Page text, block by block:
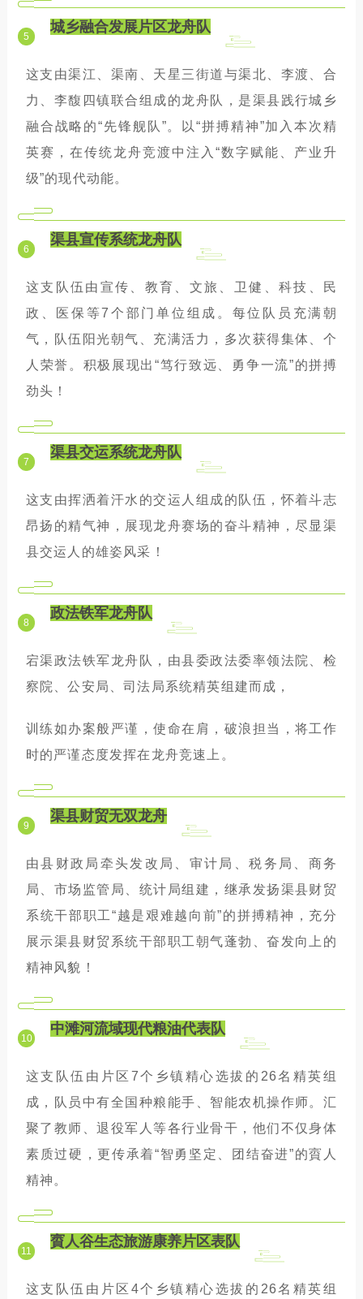
5
城乡融合发展片区龙舟队
这支由渠江、渠南、天星三街道与渠北、李渡、合
力、李馥四镇联合组成的龙舟队，是渠县践行城乡
融合战略的“先锋舰队”。以“拼搏精神”加入本次精
英赛，在传统龙舟竞渡中注入“数字赋能、产业升
级”的现代动能。
6
渠县宣传系统龙舟队
这支队伍由宣传、教育、文旅、卫健、科技、民
政、医保等7个部门单位组成。每位队员充满朝
气，队伍阳光朝气、充满活力，多次获得集体、个
人荣誉。积极展现出“笃行致远、勇争一流”的拼搏
劲头！
7
渠县交运系统龙舟队
这支由挥洒着汗水的交运人组成的队伍，怀着斗志
昂扬的精气神，展现龙舟赛场的奋斗精神，尽显渠
县交运人的雄姿风采！
8
政法铁军龙舟队
宕渠政法铁军龙舟队，由县委政法委率领法院、检
察院、公安局、司法局系统精英组建而成，
训练如办案般严谨，使命在肩，破浪担当，将工作
时的严谨态度发挥在龙舟竞速上。
9
渠县财贸无双龙舟
由县财政局牵头发改局、审计局、税务局、商务
局、市场监管局、统计局组建，继承发扬渠县财贸
系统干部职工“越是艰难越向前”的拼搏精神，充分
展示渠县财贸系统干部职工朝气蓬勃、奋发向上的
精神风貌！
10
中滩河流域现代粮油代表队
这支队伍由片区7个乡镇精心选拔的26名精英组
成，队员中有全国种粮能手、智能农机操作师。汇
聚了教师、退役军人等各行业骨干，他们不仅身体
素质过硬，更传承着“智勇坚定、团结奋进”的賨人
精神。
11
賨人谷生态旅游康养片区表队
这支队伍由片区4个乡镇精心选拔的26名精英组